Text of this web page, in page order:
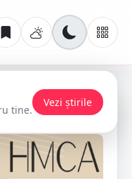
tine.
Vezi știrile